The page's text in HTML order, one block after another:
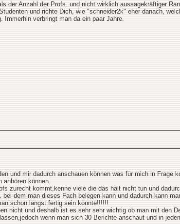
der Anzahl der Profs. und nicht wirklich aussagekräftiger
und richte Dich, wie "schneider2k" eher danach,
Immerhin verbringt man da ein paar Jahre.
und mir dadurch anschauen können was für mich in Frage
anhören können.
zurecht kommt,kenne viele die das halt nicht tun und
dem man dieses Fach belegen kann und dadurch kann
schon längst fertig sein könnte!!!!!!
nicht und deshalb ist es sehr sehr wichtig ob man mit den
wenn man sich 30 Berichte anschaut und in